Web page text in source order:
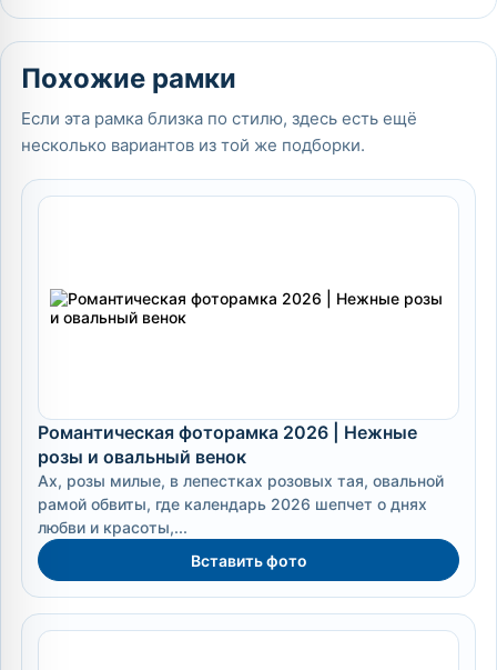
Похожие рамки
Если эта рамка близка по стилю, здесь есть ещё
несколько вариантов из той же подборки.
Романтическая фоторамка 2026 | Нежные
розы и овальный венок
Ах, розы милые, в лепестках розовых тая, овальной
рамой обвиты, где календарь 2026 шепчет о днях
любви и красоты,...
Вставить фото